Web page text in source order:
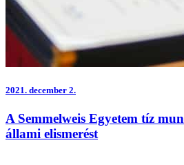
2021. december 2.
A Semmelweis Egyetem tíz
állami elismerést